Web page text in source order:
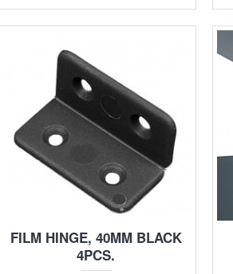
FILM HINGE, 40MM BLACK
4PCS.